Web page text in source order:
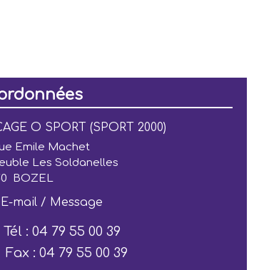
O SPORT (SPORT 2000)
Emile Machet
Les Soldanelles
BOZEL
E-mail / Message
Tél : 04 79 55 00 39
Fax : 04 79 55 00 39